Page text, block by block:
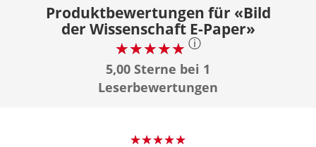
Produktbewertungen für «Bild
der Wissenschaft E-Paper»
ⓘ
5,00 Sterne bei 1
Leserbewertungen